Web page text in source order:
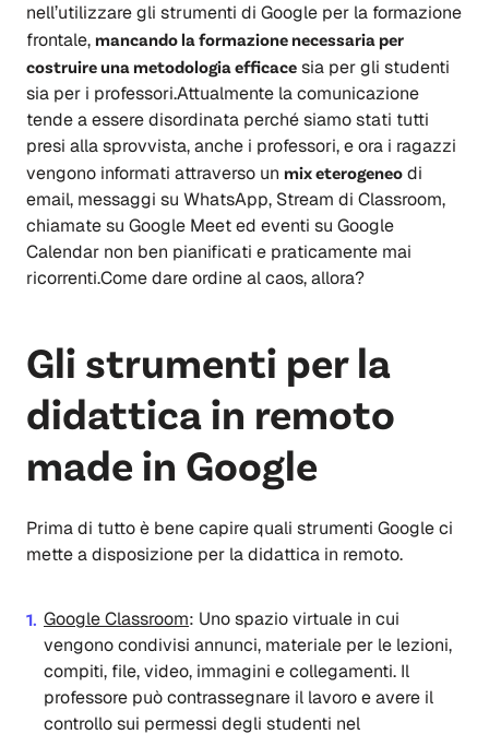
nell’utilizzare gli strumenti di Google per la formazione
frontale, mancando la formazione necessaria per
costruire una metodologia efficace sia per gli studenti
sia per i professori.Attualmente la comunicazione
tende a essere disordinata perché siamo stati tutti
presi alla sprovvista, anche i professori, e ora i ragazzi
vengono informati attraverso un mix eterogeneo di
email, messaggi su WhatsApp, Stream di Classroom,
chiamate su Google Meet ed eventi su Google
Calendar non ben pianificati e praticamente mai
ricorrenti.Come dare ordine al caos, allora?
Gli strumenti per la
didattica in remoto
made in Google
Prima di tutto è bene capire quali strumenti Google ci
mette a disposizione per la didattica in remoto.
Google Classroom: Uno spazio virtuale in cui
vengono condivisi annunci, materiale per le lezioni,
compiti, file, video, immagini e collegamenti. Il
professore può contrassegnare il lavoro e avere il
controllo sui permessi degli studenti nel